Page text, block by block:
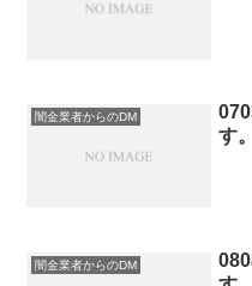
闇金業者からのDM
す。
闇金業者からのDM